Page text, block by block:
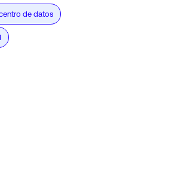
de datos